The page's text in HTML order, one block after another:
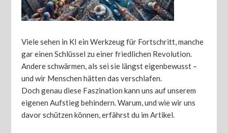
Viele sehen in KI ein Werkzeug für Fortschritt, manche
gar einen Schlüssel zu einer friedlichen Revolution.
Andere schwärmen, als sei sie längst eigenbewusst –
und wir Menschen hätten das verschlafen.
Doch genau diese Faszination kann uns auf unserem
eigenen Aufstieg behindern. Warum, und wie wir uns
davor schützen können, erfährst du im Artikel.